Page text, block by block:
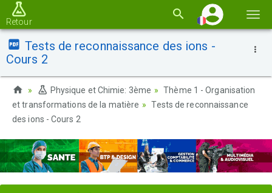
la
Retour
Tests de reconnaissance des ions -
Cours 2
Physique et Chimie: 3ème
Thème 1 - Organisation
et transformations de la matière
Tests de reconnaissance
des ions - Cours 2